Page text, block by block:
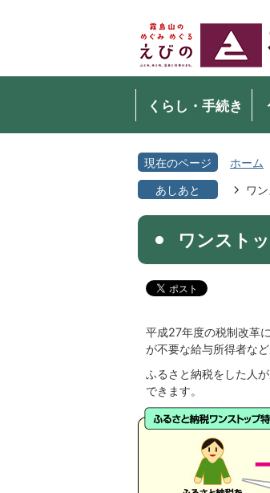
くらし・手続き
現在のページ ホーム
あしあと
ワ
ワンスト
平成27年度の税制改革
が不要な給与所得者な
ふるさと納税をした人
できます。